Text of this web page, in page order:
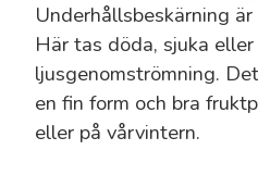
Underhållsbeskärning
Här tas döda, sjuka
ljusgenomströmning.
en fin form och bra
eller på vårvintern.